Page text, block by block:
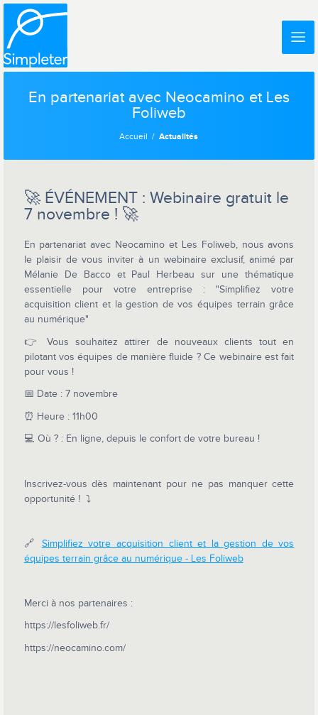
En partenariat avec Neocamino et Les
Foliweb
Accueil Actualités
🚀 ÉVÉNEMENT : Webinaire gratuit le
7 novembre ! 🚀
En partenariat avec Neocamino et Les Foliweb, nous avons
le plaisir de vous inviter à un webinaire exclusif, animé par
Mélanie De Bacco et Paul Herbeau sur une thématique
essentielle pour votre entreprise : "Simplifiez votre
acquisition client et la gestion de vos équipes terrain grâce
au numérique"
👉 Vous souhaitez attirer de nouveaux clients tout en
pilotant vos équipes de manière fluide ? Ce webinaire est fait
pour vous !
📅 Date : 7 novembre
⏰ Heure : 11h00
💻 Où ? : En ligne, depuis le confort de votre bureau !
Inscrivez-vous dès maintenant pour ne pas manquer cette
opportunité ! ⤵
🔗 Simplifiez votre acquisition client et la gestion de vos
équipes terrain grâce au numérique - Les Foliweb
Merci à nos partenaires :
https://lesfoliweb.fr/
https://neocamino.com/